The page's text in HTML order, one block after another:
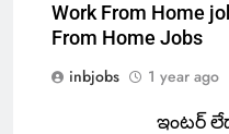
Work From Home
From Home Jobs
inbjobs
1 year ago
ఇంటర్